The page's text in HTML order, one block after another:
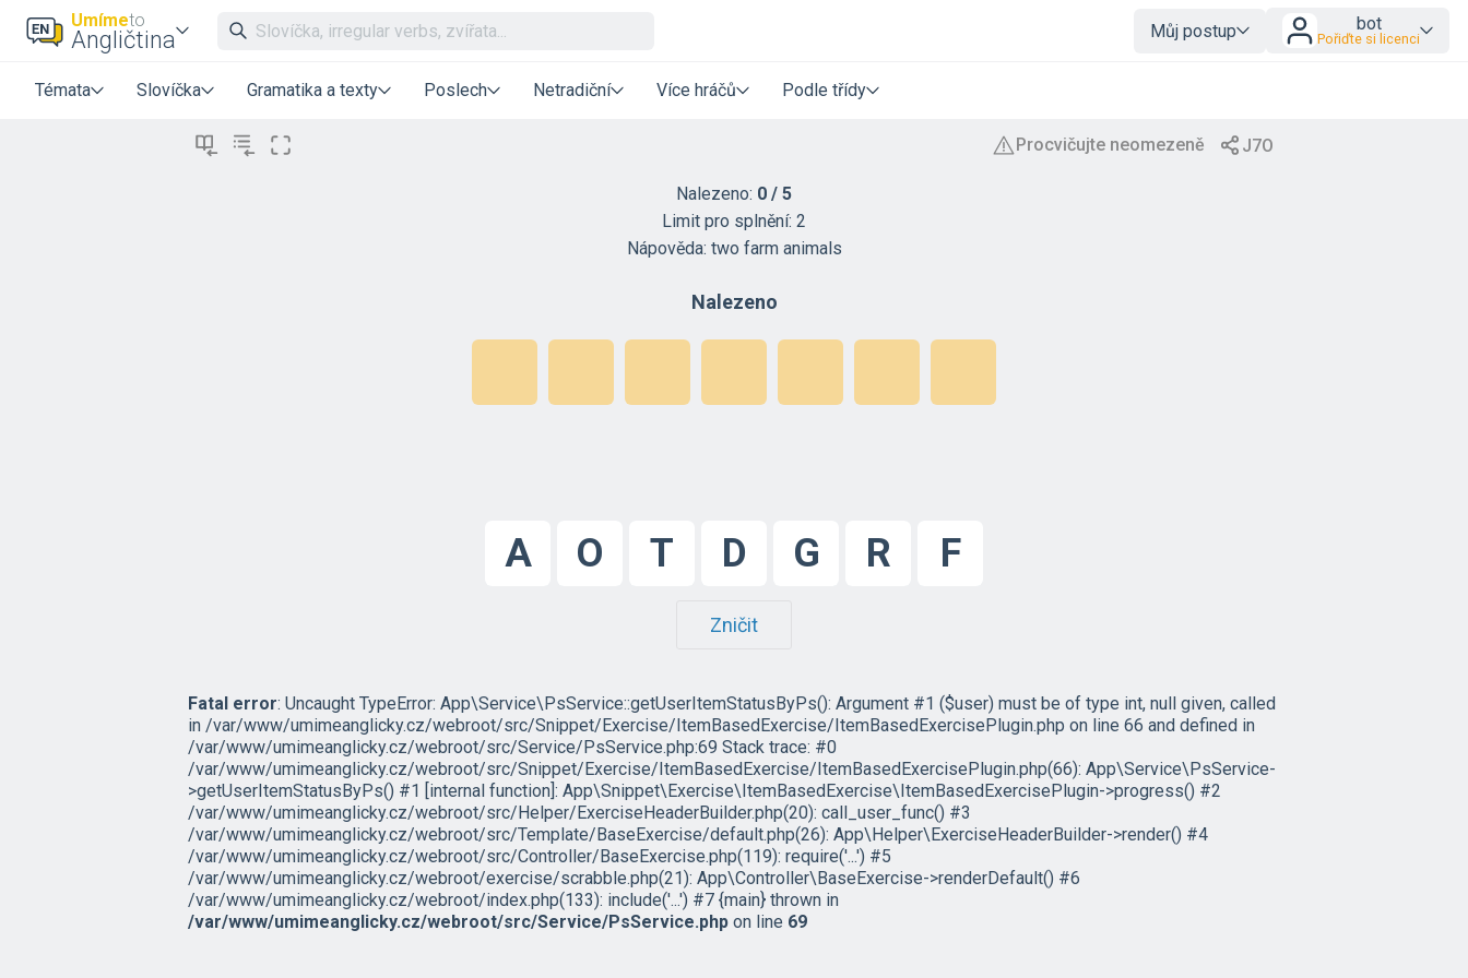
Umímeto
Angličtina Můj postup bot
Pořiďte si licenci
Témata Slovíčka Gramatika a texty Poslech Netradiční Více hráčů Podle třídy
Nalezeno: 0 / 5
Limit pro splnění: 2
Nápověda: two farm animals
Nalezeno
A O T D G R F
Zničit
Fatal error: Uncaught TypeError: App\Service\PsService::getUserItemStatusByPs(): Argument #1 ($user) must be of type int, null given, called
in /var/www/umimeanglicky.cz/webroot/src/Snippet/Exercise/ItemBasedExercise/ItemBasedExercisePlugin.php on line 66 and defined in
/var/www/umimeanglicky.cz/webroot/src/Service/PsService.php:69 Stack trace: #0
/var/www/umimeanglicky.cz/webroot/src/Snippet/Exercise/ItemBasedExercise/ItemBasedExercisePlugin.php(66): App\Service\PsService-
>getUserItemStatusByPs() #1 [internal function]: App\Snippet\Exercise\ItemBasedExercise\ItemBasedExercisePlugin->progress() #2
/var/www/umimeanglicky.cz/webroot/src/Helper/ExerciseHeaderBuilder.php(20): call_user_func() #3
/var/www/umimeanglicky.cz/webroot/src/Template/BaseExercise/default.php(26): App\Helper\ExerciseHeaderBuilder->render() #4
/var/www/umimeanglicky.cz/webroot/src/Controller/BaseExercise.php(119): require('...') #5
/var/www/umimeanglicky.cz/webroot/exercise/scrabble.php(21): App\Controller\BaseExercise->renderDefault() #6
/var/www/umimeanglicky.cz/webroot/index.php(133): include('...') #7 {main} thrown in
/var/www/umimeanglicky.cz/webroot/src/Service/PsService.php on line 69